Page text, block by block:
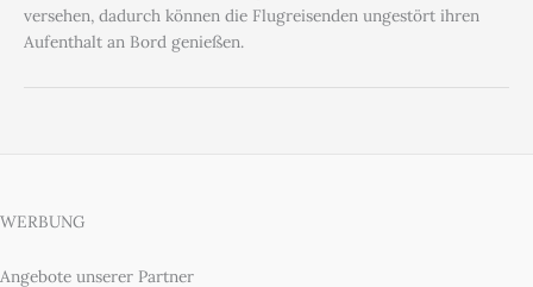
versehen, dadurch können die Flugreisenden ungestört ihren
Aufenthalt an Bord genießen.
WERBUNG
Angebote unserer Partner